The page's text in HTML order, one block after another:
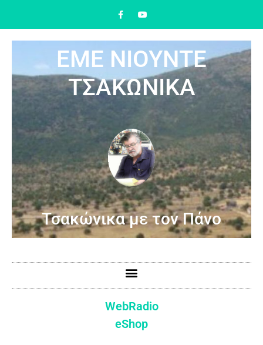
ΕΜΕ ΝΙΟΥΝΤΕ
ΤΣΑΚΩΝΙΚΑ
Τσακώνικα με τον Πάνο
WebRadio
eShop